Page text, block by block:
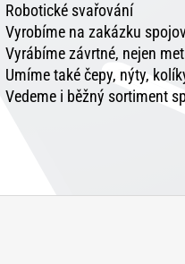
Robotické svařování
Vyrobíme na zakázku
Vyrábíme závrtné, nejen
Umíme také čepy, nýty,
Vedeme i běžný sortiment